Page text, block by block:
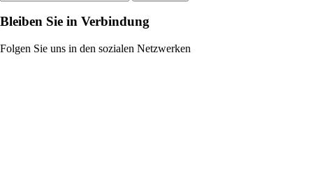
Bleiben Sie in Verbindung
Folgen Sie uns in den sozialen Netzwerken